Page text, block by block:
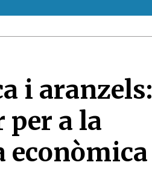
i aranzels:
per a la
econòmica